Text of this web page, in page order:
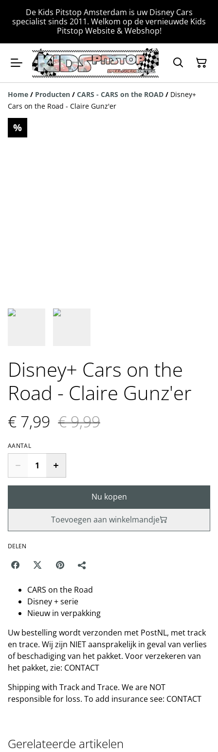
De Kids Pitstop Amsterdam is uw Disney Cars
specialist sinds 2011. Welkom op de vernieuwde Kids
Pitstop Website & Webshop!
Home / Producten / CARS - CARS on the ROAD / Disney+
Cars on the Road - Claire Gunz'er
%
Disney+ Cars on the
Road - Claire Gunz'er
€ 7,99 € 9,99
AANTAL
Nu kopen
Toevoegen aan winkelmandje
DELEN
CARS on the Road
Disney + serie
Nieuw in verpakking
Uw bestelling wordt verzonden met PostNL, met track
en trace. Wij zijn NIET aansprakelijk in geval van verlies
of beschadiging van het pakket. Voor verzekeren van
het pakket, zie: CONTACT
Shipping with Track and Trace. We are NOT
responsible for loss. To add insurance see: CONTACT
Gerelateerde artikelen